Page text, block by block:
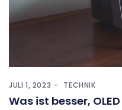
JULI 1, 2023 TECHNIK
Was ist besser,